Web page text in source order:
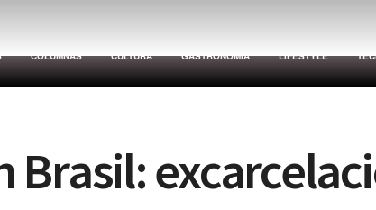
COLUMNAS CULTURA GASTRONOMÍA LIFESTYLE
Brasil: